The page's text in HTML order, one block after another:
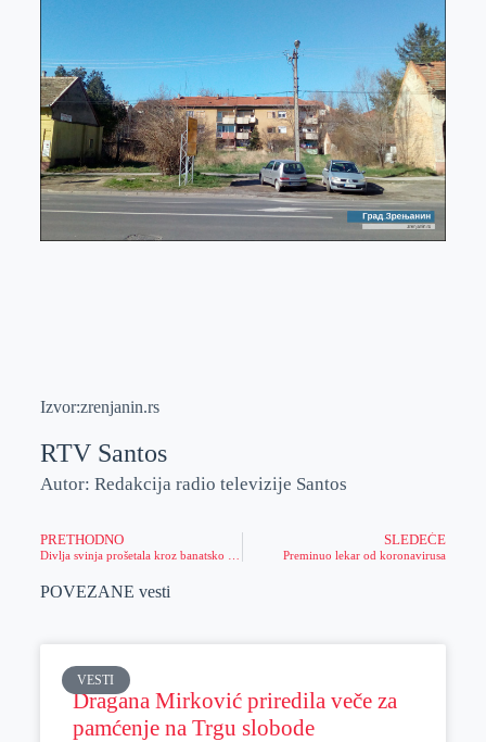
Izvor:zrenjanin.rs
RTV Santos
Autor: Redakcija radio televizije Santos
PRETHODNO SLEDEĆE
Preminuo lekar od koronavirusa
POVEZANE vesti
VESTI
Dragana Mirković priredila veče za
pamćenje na Trgu slobode